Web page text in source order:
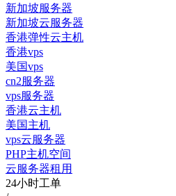
新加坡服务器
新加坡云服务器
香港弹性云主机
香港vps
美国vps
cn2服务器
vps服务器
香港云主机
美国主机
vps云服务器
PHP主机空间
云服务器租用
24小时工单